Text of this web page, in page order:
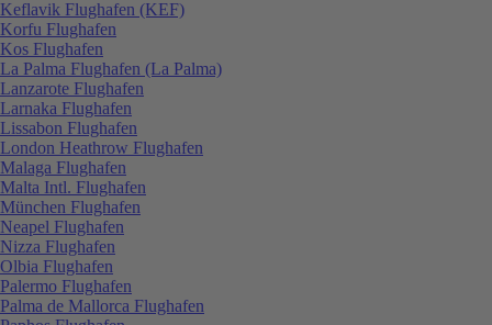
Keflavik Flughafen (KEF)
Korfu Flughafen
Kos Flughafen
La Palma Flughafen (La Palma)
Lanzarote Flughafen
Larnaka Flughafen
Lissabon Flughafen
London Heathrow Flughafen
Malaga Flughafen
Malta Intl. Flughafen
München Flughafen
Neapel Flughafen
Nizza Flughafen
Olbia Flughafen
Palermo Flughafen
Palma de Mallorca Flughafen